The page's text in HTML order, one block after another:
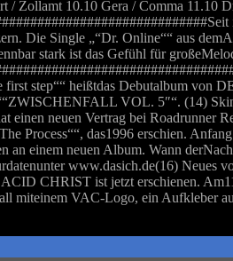
Zollamt 10.10 Gera / Comma 11.10
Die Single „“Dr. Online““ aus
stark ist das Gefühl für
step““ heißtdas Debutalbum von
VOL. 5″“. (14)
neuen Vertrag bei Roadrunner
Process““, das1996 erschien.
an einem neuen Album. Wann
www.dasich.de(16) Neues
CHRIST ist jetzt erschienen.
miteinem VAC-Logo, ein Aufkleber